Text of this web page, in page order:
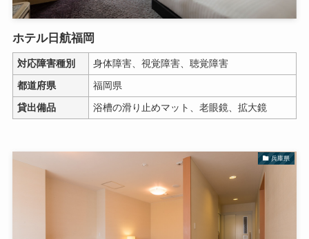
ホテル日航福岡
対応障害種別
身体障害、視覚障害、聴覚障害
都道府県
福岡県
貸出備品
浴槽の滑り止めマット、老眼鏡、拡大鏡
兵庫県